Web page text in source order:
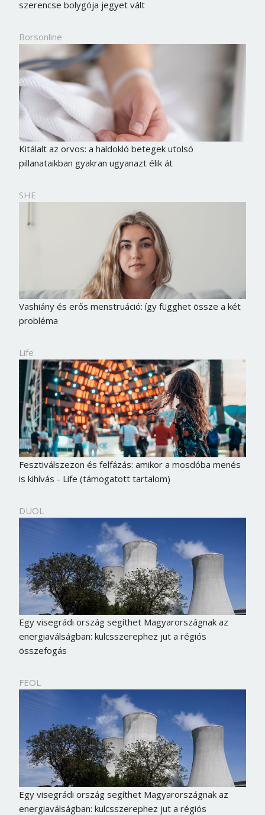
szerencse bolygója jegyet vált
Borsonline
Kitálalt az orvos: a haldokló betegek utolsó
pillanataikban gyakran ugyanazt élik át
SHE
Vashiány és erős menstruáció: így függhet össze a két
probléma
Life
Fesztiválszezon és felfázás: amikor a mosdóba menés
is kihívás - Life (támogatott tartalom)
DUOL
Egy visegrádi ország segíthet Magyarországnak az
energiaválságban: kulcsszerephez jut a régiós
összefogás
FEOL
Egy visegrádi ország segíthet Magyarországnak az
energiaválságban: kulcsszerephez jut a régiós
Jelszó
Mégse